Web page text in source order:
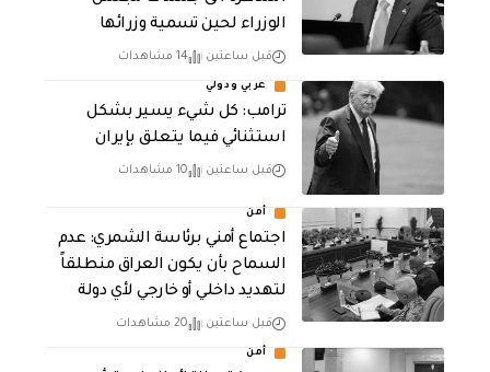
الوزراء لحين تسمية وزرائها
قبل ساعتين 14 مشاهدات
عربي ودولي
ترامب: كل شيء يسير بشكل
استثنائي فيما يتعلق بإيران
قبل ساعتين 10 مشاهدات
أمن
اجتماع أمني برئاسة الشمري: عدم
السماح بأن يكون العراق منطلقاً
لتهديد داخلي أو خارجي لأي دولة
قبل ساعتين 20 مشاهدات
أمن